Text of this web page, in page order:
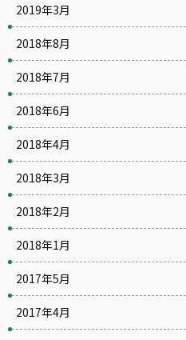
2019年3月
2018年8月
2018年7月
2018年6月
2018年4月
2018年3月
2018年2月
2018年1月
2017年5月
2017年4月